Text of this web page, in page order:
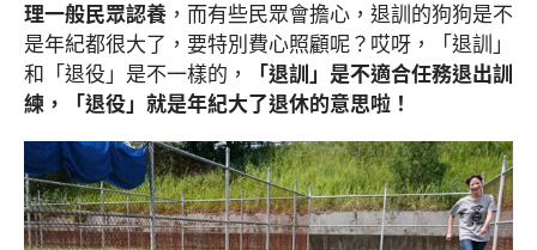
理一般民眾認養 ，而有些民眾會擔心，退訓的狗狗是不
是年紀都很大了，要特別費心照顧呢？哎呀，「退訓」
和「退役」是不一樣的，
「退訓」是不適合任務退出訓
練，「退役」就是年紀大了退休的意思啦！